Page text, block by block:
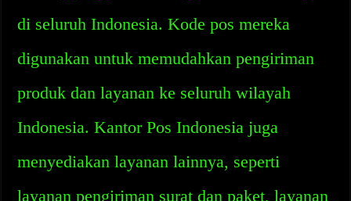
di seluruh Indonesia. Kode pos mereka
digunakan untuk memudahkan pengiriman
produk dan layanan ke seluruh wilayah
Indonesia. Kantor Pos Indonesia juga
menyediakan layanan lainnya, seperti
layanan pengiriman surat dan paket, layanan